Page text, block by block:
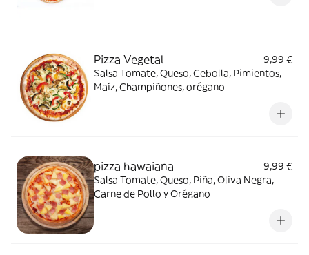
Pizza Vegetal
9,99 €
Salsa Tomate, Queso, Cebolla, Pimientos,
Maíz, Champiñones, orégano
pizza hawaiana
9,99 €
Salsa Tomate, Queso, Piña, Oliva Negra,
Carne de Pollo y Orégano